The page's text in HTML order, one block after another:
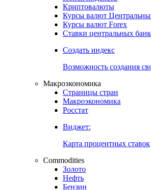
Получить доступ
Индикаторы рынка
Поиск индексов
Курсы валют
Ставки центральных
Создать индекс
Возможность создания
Страницы стран
Росстат
Виджет:
Карта процентных ставок